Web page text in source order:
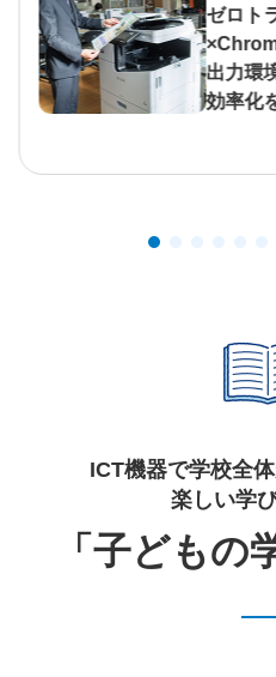
ゼロト
出力環
効率化
ICT機器で学校全
楽しい学
「子どもの